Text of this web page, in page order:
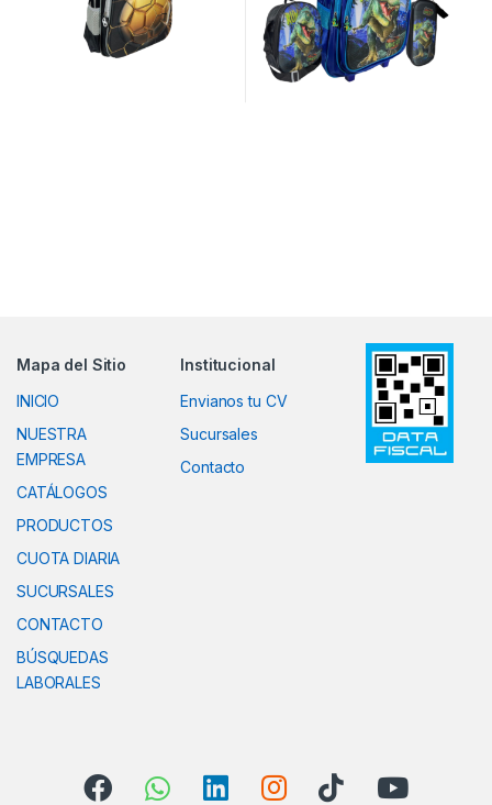
Mapa del Sitio
INICIO
NUESTRA
EMPRESA
CATÁLOGOS
PRODUCTOS
CUOTA DIARIA
SUCURSALES
CONTACTO
BÚSQUEDAS
LABORALES
Institucional
Envianos tu CV
Sucursales
Contacto